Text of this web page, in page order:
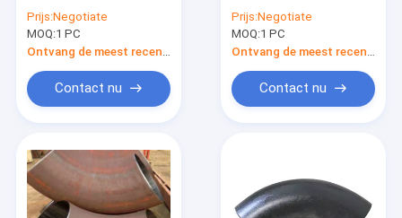
Prijs:Negotiate
MOQ:1 PC
Contact nu
buis van SCH 40
Prijs:Negotiate
MOQ:1 PC
Contact nu